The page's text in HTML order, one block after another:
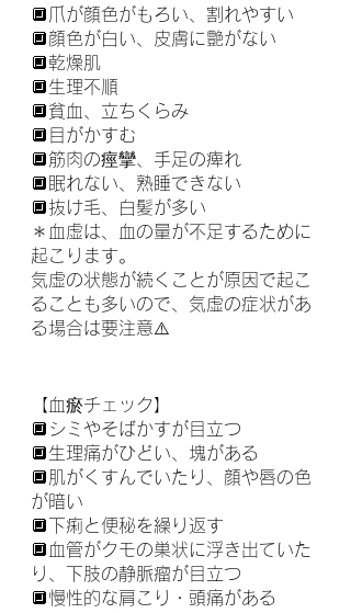
🔲爪が顔色がもろい、割れやすい
🔲顔色が白い、皮膚に艶がない
🔲乾燥肌
🔲生理不順
🔲貧血、立ちくらみ
🔲目がかすむ
🔲筋肉の痙攣、手足の痺れ
🔲眠れない、熟睡できない
🔲抜け毛、白髪が多い
＊血虚は、血の量が不足するために
起こります。
気虚の状態が続くことが原因で起こ
ることも多いので、気虚の症状があ
る場合は要注意⚠️
【血瘀チェック】
🔲シミやそばかすが目立つ
🔲生理痛がひどい、塊がある
🔲肌がくすんでいたり、顔や唇の色
が暗い
🔲下痢と便秘を繰り返す
🔲血管がクモの巣状に浮き出ていた
り、下肢の静脈瘤が目立つ
🔲慢性的な肩こり・頭痛がある